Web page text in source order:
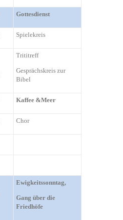
Gottesdienst
Spielekreis
Trititreff
Gesprächskreis zur
Bibel
Kaffee &Meer
Chor
Ewigkeitssonntag,
Gang über die
Friedhöfe